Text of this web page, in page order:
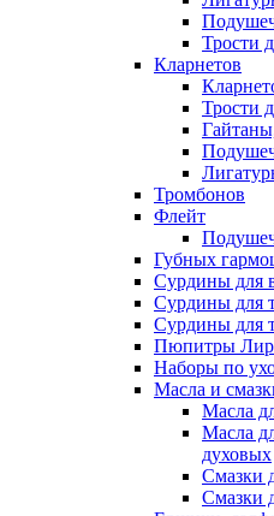
Трости
Кларнетов
Трости
Тромбонов
Флейт
Губных
Сурдины для
Сурдины для
Сурдины для
Пюпитры
Наборы по
Масла и
Масла
Масла
духовых
Смазки
Смазки